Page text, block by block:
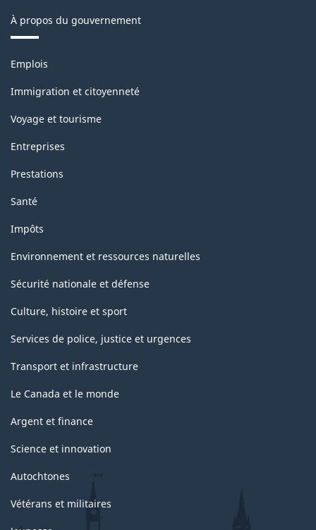
À propos du gouvernement
Thèmes
sujets
Emplois
Immigration et citoyenneté
Voyage et tourisme
Entreprises
Prestations
Santé
Impôts
Environnement et ressources naturelles
Sécurité nationale et défense
Culture, histoire et sport
Services de police, justice et urgences
Transport et infrastructure
Le Canada et le monde
Argent et finance
Science et innovation
Autochtones
Vétérans et militaires